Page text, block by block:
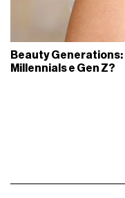
Beauty
Millennials e Gen Z?